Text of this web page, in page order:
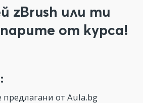
zBrush или ти
от курса!
предлагани от Aula.bg